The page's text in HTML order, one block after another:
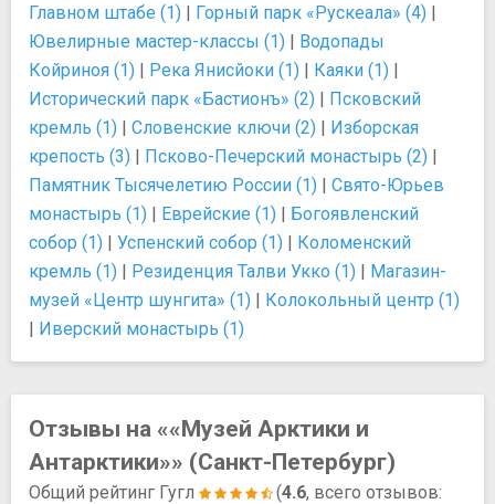
Главном штабе (1) | Горный парк «Рускеала» (4) |
Ювелирные мастер-классы (1) | Водопады
Койриноя (1) | Река Янисйоки (1) | Каяки (1) |
Исторический парк «Бастионъ» (2) | Псковский
кремль (1) | Словенские ключи (2) | Изборская
крепость (3) | Псково-Печерский монастырь (2) |
Памятник Тысячелетию России (1) | Свято-Юрьев
монастырь (1) | Еврейские (1) | Богоявленский
собор (1) | Успенский собор (1) | Коломенский
кремль (1) | Резиденция Талви Укко (1) | Магазин-
музей «Центр шунгита» (1) | Колокольный центр (1)
| Иверский монастырь (1)
Отзывы на ««Музей Арктики и
Антарктики»» (Санкт-Петербург)
Общий рейтинг Гугл (4.6, всего отзывов: